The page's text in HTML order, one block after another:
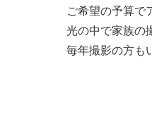
ご希望の予算で
光の中で家族の
毎年撮影の方も